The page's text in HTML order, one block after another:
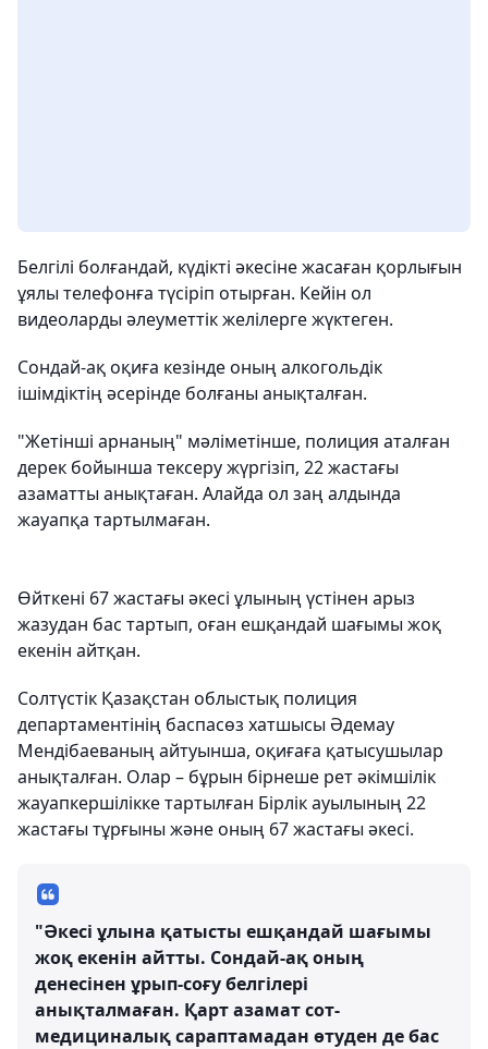
Белгілі болғандай, күдікті әкесіне жасаған қорлығын
ұялы телефонға түсіріп отырған. Кейін ол
видеоларды әлеуметтік желілерге жүктеген.
Сондай-ақ оқиға кезінде оның алкогольдік
ішімдіктің әсерінде болғаны анықталған.
"Жетінші арнаның" мәліметінше, полиция аталған
дерек бойынша тексеру жүргізіп, 22 жастағы
азаматты анықтаған. Алайда ол заң алдында
жауапқа тартылмаған.
Өйткені 67 жастағы әкесі ұлының үстінен арыз
жазудан бас тартып, оған ешқандай шағымы жоқ
екенін айтқан.
Солтүстік Қазақстан облыстық полиция
департаментінің баспасөз хатшысы Әдемау
Мендібаеваның айтуынша, оқиғаға қатысушылар
анықталған. Олар – бұрын бірнеше рет әкімшілік
жауапкершілікке тартылған Бірлік ауылының 22
жастағы тұрғыны және оның 67 жастағы әкесі.
"Әкесі ұлына қатысты ешқандай шағымы
жоқ екенін айтты. Сондай-ақ оның
денесінен ұрып-соғу белгілері
анықталмаған. Қарт азамат сот-
медициналық сараптамадан өтуден де бас